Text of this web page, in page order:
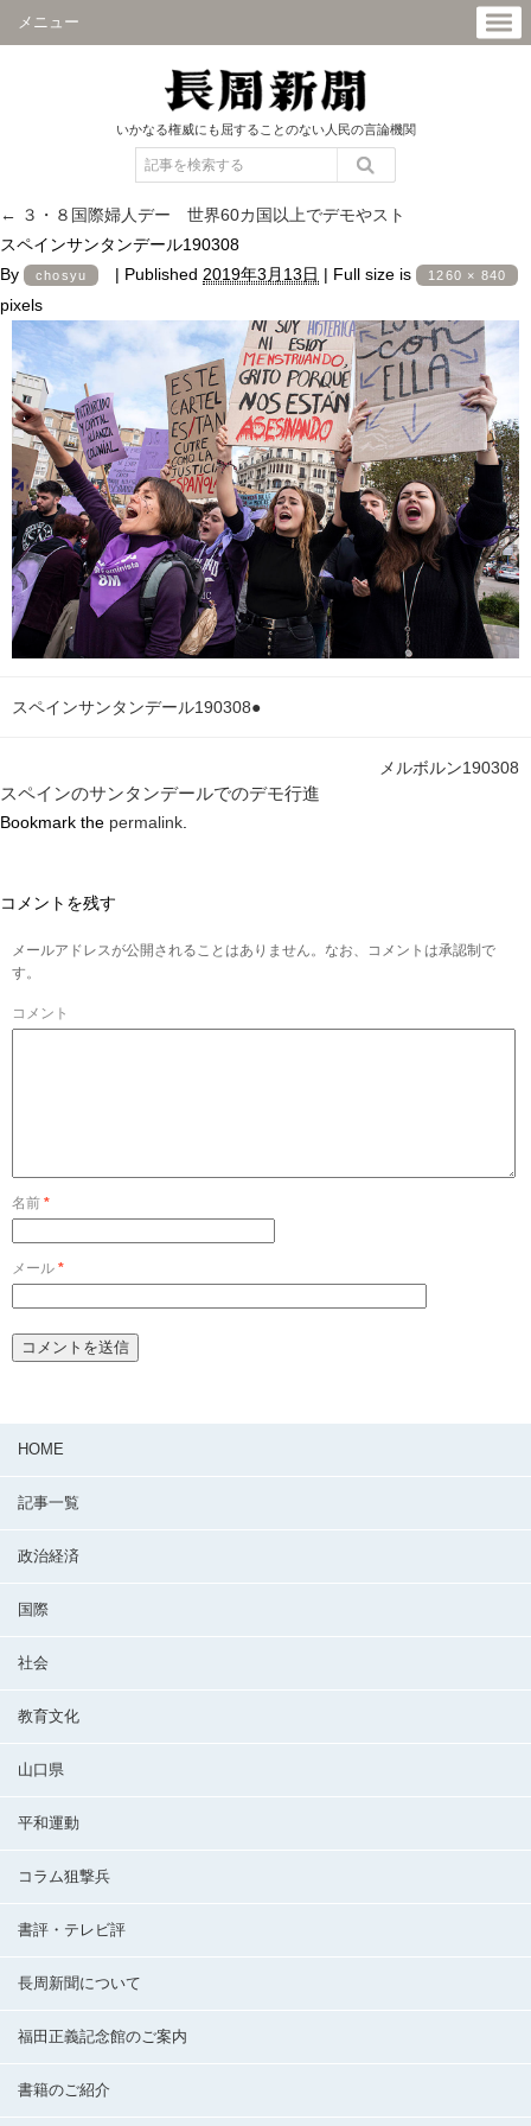
メニュー
いかなる権威にも屈することのない人民の言論機関
← ３・８国際婦人デー 世界60カ国以上でデモやスト
スペインサンタンデール190308
By
chosyu | Published 2019年3月13日 | Full size is 1260 × 840
pixels
スペインサンタンデール190308●
メルボルン190308
スペインのサンタンデールでのデモ行進
Bookmark the permalink
コメントを残す
メールアドレスが公開されることはありません。なお、コメントは承認制で
す。
コメント
名前 *
メール *
HOME
記事一覧
政治経済
国際
社会
教育文化
山口県
平和運動
コラム狙撃兵
書評・テレビ評
長周新聞について
福田正義記念館のご案内
書籍のご紹介